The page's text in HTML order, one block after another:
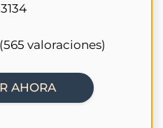
(565 valoraciones)
AHORA